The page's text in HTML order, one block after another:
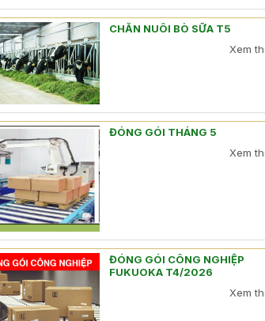
CHĂN NUÔI BÒ SỮA T5
Xem
ĐÓNG GÓI THÁNG 5
Xem
ĐÓNG GÓI CÔNG NGHIỆP
FUKUOKA T4/2026
Xem